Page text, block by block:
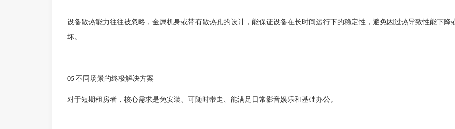
设备散热能力往往被忽略，金属机身或带有散热孔的设计，能保证设备在长时间运行下的稳定性，避免因过热导致性能下降
坏。
05 不同场景的终极解决方案
对于短期租房者，核心需求是免安装、可随时带走、能满足日常影音娱乐和基础办公。